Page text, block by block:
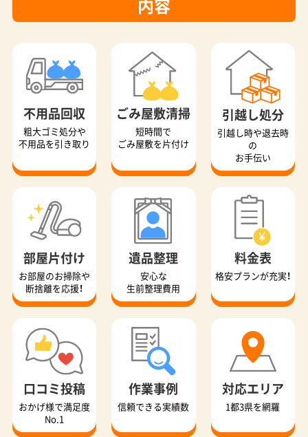
不用品を引き取り
短時間で
ごみ屋敷を片付け
の
部屋片付け
断捨離を応援！
遺品整理
生前整理費用
料金表
格安プランが充実！
口コミ投稿
おかげ様で満足度
No.1
作業事例
信頼できる実績数
対応エリア
よくある質問
どんなお悩みも
スッキリ